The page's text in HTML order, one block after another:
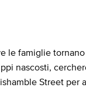
le famiglie
nascosti,
Street